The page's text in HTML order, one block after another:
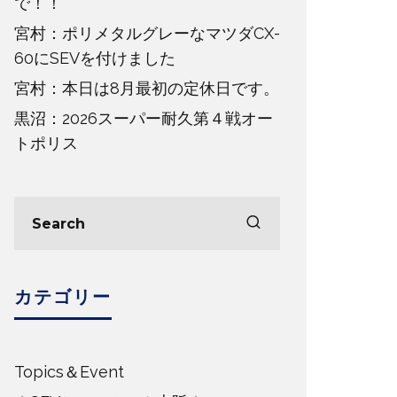
宮村：ポリメタルグレーなマツダCX-
60にSEVを付けました
宮村：本日は8月最初の定休日です。
黒沼：2026スーパー耐久第４戦オー
トポリス
カテゴリー
Topics＆Event